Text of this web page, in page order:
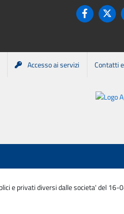
Accesso ai servizi Contatti
e privati diversi dalle societa' del